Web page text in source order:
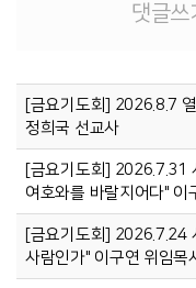
댓글쓰
[금요기도회] 2026.8.7
정희국 선교사
[금요기도회] 2026.7.31
여호와를 바랄지어다" 이
[금요기도회] 2026.7.24
사람인가" 이구연 위임목